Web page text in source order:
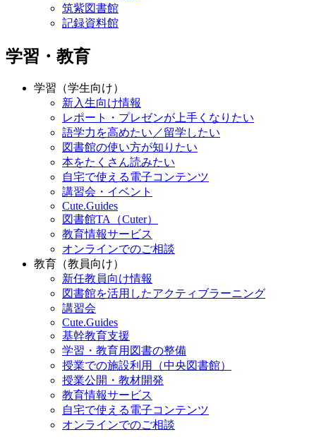
筑紫図書館
記録資料館
学習・教育
学習（学生向け）
新入生向け情報
レポート・プレゼンが上手くなりたい
語学力を高めたい／留学したい
図書館の使い方が知りたい
本をたくさん読みたい
自宅で使える電子コンテンツ
講習会・イベント
Cute.Guides
図書館TA（Cuter）
教育情報サービス
オンラインでのご相談
教育（教員向け）
新任教員向け情報
図書館を活用したアクティブラーニング
講習会
Cute.Guides
基幹教育支援
学習・教育用図書の整備
授業での施設利用（中央図書館）
授業公開・教材開発
教育情報サービス
自宅で使える電子コンテンツ
オンラインでのご相談